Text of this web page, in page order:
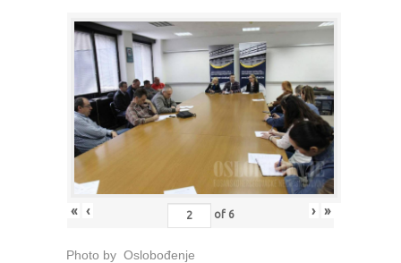
« ‹ of 6 › »
Photo by Oslobođenje